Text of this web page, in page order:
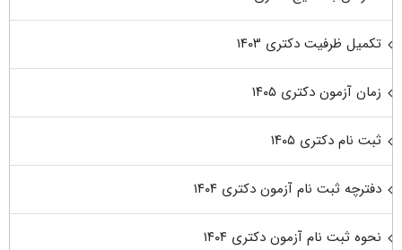
تکمیل ظرفیت دکتری ۱۴۰۳
زمان آزمون دکتری ۱۴۰۵
ثبت نام دکتری ۱۴۰۵
دفترچه ثبت نام آزمون دکتری ۱۴۰۴
نحوه ثبت نام آزمون دکتری ۱۴۰۴